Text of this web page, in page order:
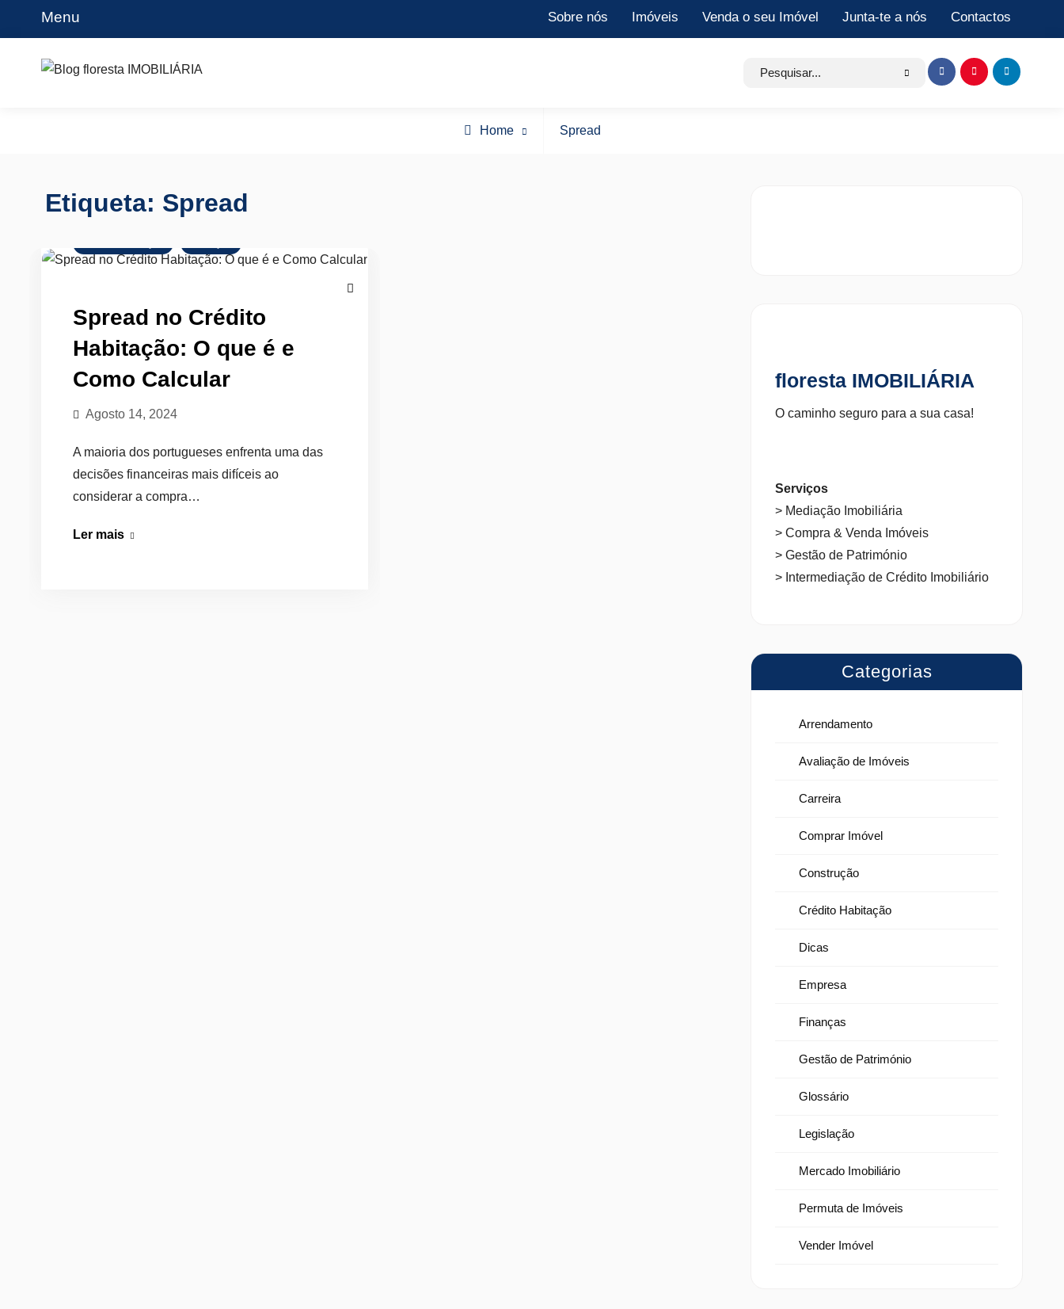
Menu Sobre nós Imóveis Venda o seu Imóvel Junta-te a nós Contactos
Blog floresta IMOBILIÁRIA
Search
Item
Item
Item
Home
Posts
Spread
Etiqueta: Spread
Spread no Crédito
Habitação: O que é e
Como Calcular
Agosto 14, 2024
A maioria dos portugueses enfrenta uma das
decisões financeiras mais difíceis ao
considerar a compra…
Ler maisSpread
floresta IMOBILIÁRIA
O caminho seguro para a sua casa!
Serviços
> Mediação Imobiliária
> Compra & Venda Imóveis
> Gestão de Património
> Intermediação de Crédito Imobiliário
Categorias
Arrendamento
Avaliação de Imóveis
Carreira
Comprar Imóvel
Construção
Crédito Habitação
Dicas
Empresa
Finanças
Gestão de Património
Glossário
Legislação
Mercado Imobiliário
Permuta de Imóveis
Vender Imóvel